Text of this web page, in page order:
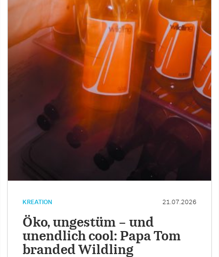
KREATION 21.07.2026
Öko, ungestüm – und
unendlich cool: Papa Tom
branded Wildling